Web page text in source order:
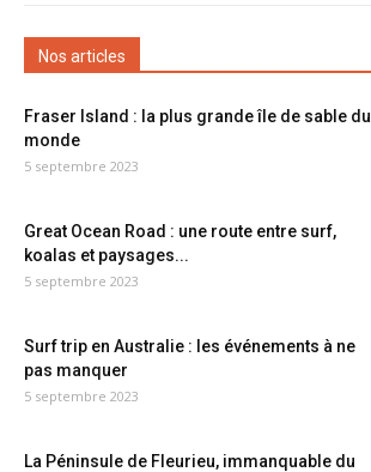
Nos articles
Fraser Island : la plus grande île de sable du
monde
5 septembre 2023
Great Ocean Road : une route entre surf,
koalas et paysages...
5 septembre 2023
Surf trip en Australie : les événements à ne
pas manquer
5 septembre 2023
La Péninsule de Fleurieu, immanquable du